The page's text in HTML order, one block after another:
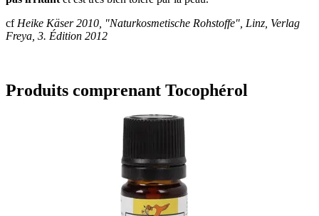
cf Heike Käser 2010, "Naturkosmetische Rohstoffe", Linz, Verlag
Freya, 3. Édition 2012
Produits comprenant Tocophérol